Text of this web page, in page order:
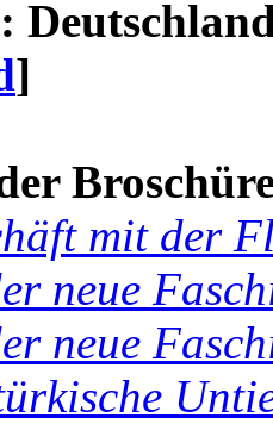
]
mit der
neue
neue